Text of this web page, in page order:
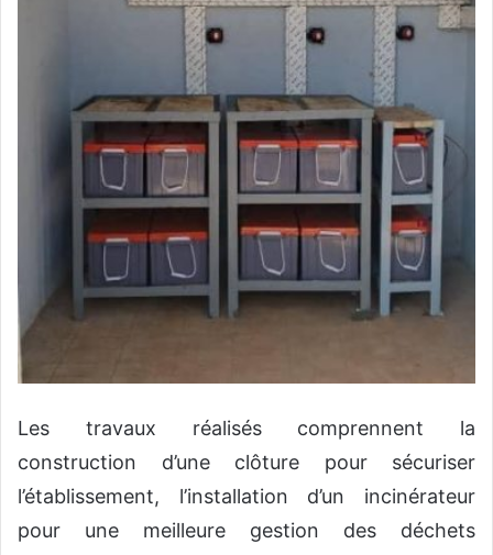
Les travaux réalisés comprennent la
construction d’une clôture pour sécuriser
l’établissement, l’installation d’un incinérateur
pour une meilleure gestion des déchets